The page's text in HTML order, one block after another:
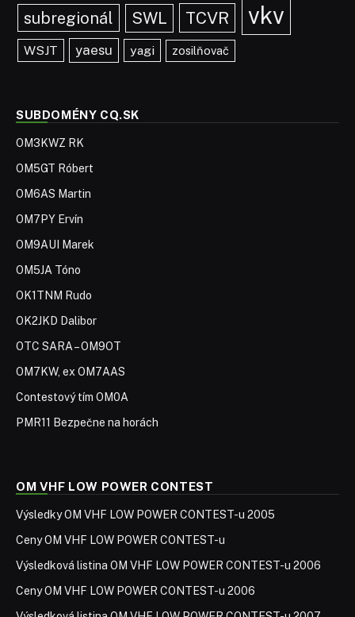
subregionál SWL TCVR vkv
WSJT yaesu yagi zosilňovač
SUBDOMÉNY CQ.SK
OM3KWZ RK
OM5GT Róbert
OM6AS Martin
OM7PY Ervín
OM9AUI Marek
OM5JA Tóno
OK1TNM Rudo
OK2JKD Dalibor
OTC SARA – OM9OT
OM7KW, ex OM7AAS
Contestový tím OM0A
PMR11 Bezpečne na horách
OM VHF LOW POWER CONTEST
Výsledky OM VHF LOW POWER CONTEST-u 2005
Ceny OM VHF LOW POWER CONTEST-u
Výsledková listina OM VHF LOW POWER CONTEST-u 2006
Ceny OM VHF LOW POWER CONTEST-u 2006